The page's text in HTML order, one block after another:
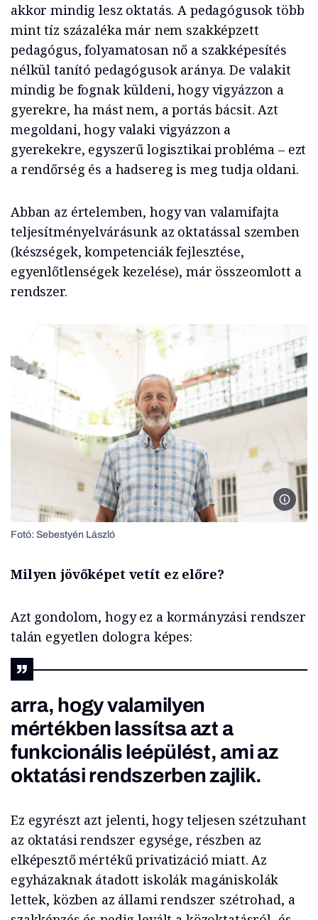
akkor mindig lesz oktatás. A pedagógusok több
mint tíz százaléka már nem szakképzett
pedagógus, folyamatosan nő a szakképesítés
nélkül tanító pedagógusok aránya. De valakit
mindig be fognak küldeni, hogy vigyázzon a
gyerekre, ha mást nem, a portás bácsit. Azt
megoldani, hogy valaki vigyázzon a
gyerekekre, egyszerű logisztikai probléma – ezt
a rendőrség és a hadsereg is meg tudja oldani.
Abban az értelemben, hogy van valamifajta
teljesítményelvárásunk az oktatással szemben
(készségek, kompetenciák fejlesztése,
egyenlőtlenségek kezelése), már összeomlott a
rendszer.
Radó
Fotó: Sebestyén László
Milyen jövőképet vetít ez előre?
Azt gondolom, hogy ez a kormányzási rendszer
talán egyetlen dologra képes:
arra, hogy valamilyen
mértékben lassítsa azt a
funkcionális leépülést, ami az
oktatási rendszerben zajlik.
Ez egyrészt azt jelenti, hogy teljesen szétzuhant
az oktatási rendszer egysége, részben az
elképesztő mértékű privatizáció miatt. Az
egyházaknak átadott iskolák magániskolák
lettek, közben az állami rendszer szétrohad, a